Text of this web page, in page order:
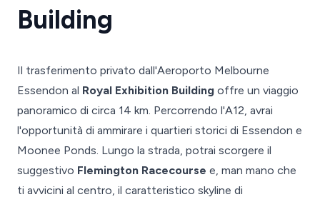
Building
Il trasferimento privato dall'Aeroporto Melbourne
Essendon al Royal Exhibition Building offre un viaggio
panoramico di circa 14 km. Percorrendo l'A12, avrai
l'opportunità di ammirare i quartieri storici di Essendon e
Moonee Ponds. Lungo la strada, potrai scorgere il
suggestivo Flemington Racecourse e, man mano che
ti avvicini al centro, il caratteristico skyline di